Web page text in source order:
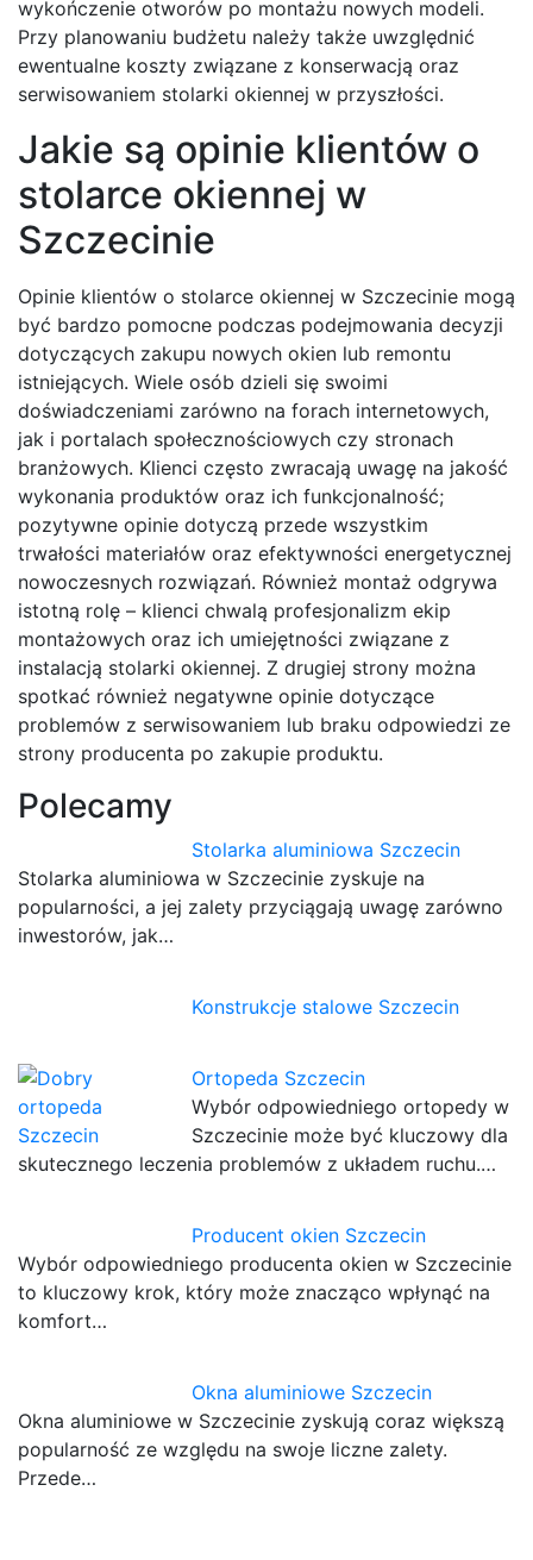
wykończenie otworów po montażu nowych modeli.
Przy planowaniu budżetu należy także uwzględnić
ewentualne koszty związane z konserwacją oraz
serwisowaniem stolarki okiennej w przyszłości.
Jakie są opinie klientów o
stolarce okiennej w
Szczecinie
Opinie klientów o stolarce okiennej w Szczecinie mogą
być bardzo pomocne podczas podejmowania decyzji
dotyczących zakupu nowych okien lub remontu
istniejących. Wiele osób dzieli się swoimi
doświadczeniami zarówno na forach internetowych,
jak i portalach społecznościowych czy stronach
branżowych. Klienci często zwracają uwagę na jakość
wykonania produktów oraz ich funkcjonalność;
pozytywne opinie dotyczą przede wszystkim
trwałości materiałów oraz efektywności energetycznej
nowoczesnych rozwiązań. Również montaż odgrywa
istotną rolę – klienci chwalą profesjonalizm ekip
montażowych oraz ich umiejętności związane z
instalacją stolarki okiennej. Z drugiej strony można
spotkać również negatywne opinie dotyczące
problemów z serwisowaniem lub braku odpowiedzi ze
strony producenta po zakupie produktu.
Polecamy
Stolarka aluminiowa Szczecin
Stolarka aluminiowa w Szczecinie zyskuje na
popularności, a jej zalety przyciągają uwagę zarówno
inwestorów, jak…
Konstrukcje stalowe Szczecin
Ortopeda Szczecin
Wybór odpowiedniego ortopedy w
Szczecinie może być kluczowy dla
skutecznego leczenia problemów z układem ruchu.…
Producent okien Szczecin
Wybór odpowiedniego producenta okien w Szczecinie
to kluczowy krok, który może znacząco wpłynąć na
komfort…
Okna aluminiowe Szczecin
Okna aluminiowe w Szczecinie zyskują coraz większą
popularność ze względu na swoje liczne zalety.
Przede…